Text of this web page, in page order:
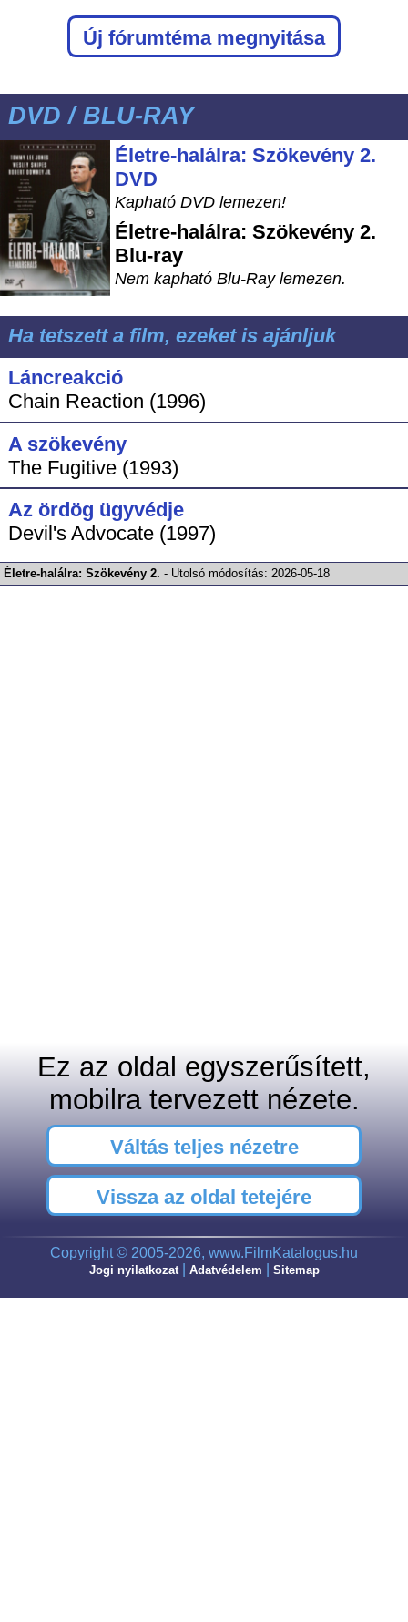
Új fórumtéma megnyitása
DVD / BLU-RAY
Életre-halálra: Szökevény 2.
DVD
Kapható DVD lemezen!
Életre-halálra: Szökevény 2.
Blu-ray
Nem kapható Blu-Ray lemezen.
Ha tetszett a film, ezeket is ajánljuk
Láncreakció
Chain Reaction (1996)
A szökevény
The Fugitive (1993)
Az ördög ügyvédje
Devil's Advocate (1997)
Életre-halálra: Szökevény 2. - Utolsó módosítás:2026-05-18
Ez az oldal egyszerűsített,
mobilra tervezett nézete.
Váltás teljes nézetre
Vissza az oldal tetejére
Copyright © 2005-2026, www.FilmKatalogus.hu
Jogi nyilatkozat| Adatvédelem Sitemap